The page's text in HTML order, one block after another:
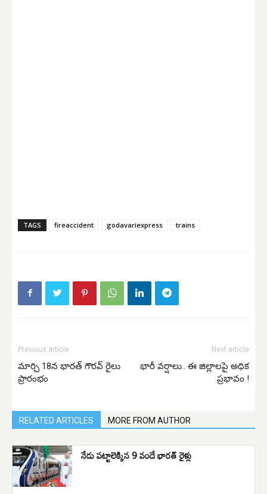
TAGS fireaccident godavariexpress trains
Previous article
మార్చి 18న భారత్ గౌరవ్ రైలు
ప్రారంభం
Next article
భారీ వర్షాలు.. ఈ జిల్లాలపై అధిక
ప్రభావం !
RELATED ARTICLES MORE FROM AUTHOR
నేడు పట్టాలెక్కిన 9 వందే భారత్ రైళ్లు